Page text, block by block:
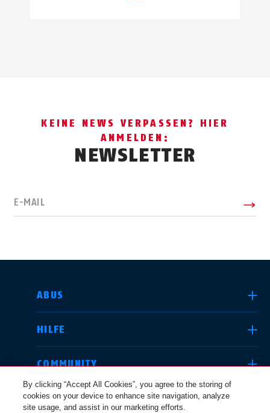
KEINE NEWS VERPASSEN? HIER
ANMELDEN:
NEWSLETTER
E-MAIL
ABUS
HILFE
COMMUNITY
RECHTLICHES
LAND AUSWÄHLEN
Deutschland
By clicking “Accept All Cookies”, you agree to the storing of
cookies on your device to enhance site navigation, analyze
site usage, and assist in our marketing efforts.